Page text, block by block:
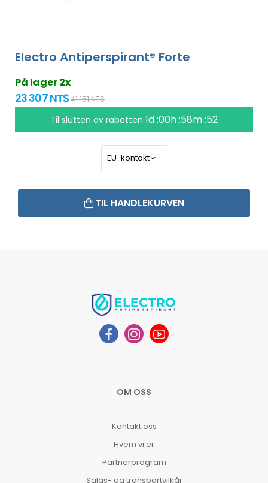
Electro Antiperspirant® Forte
På lager 2x
23 307 NT$41 151 NT$
Til slutten av rabatten1d :00h :58m :51
TIL HANDLEKURVEN
OM OSS
Kontakt oss
Hvem vi er
Partnerprogram
Salgs- og transportvilkår